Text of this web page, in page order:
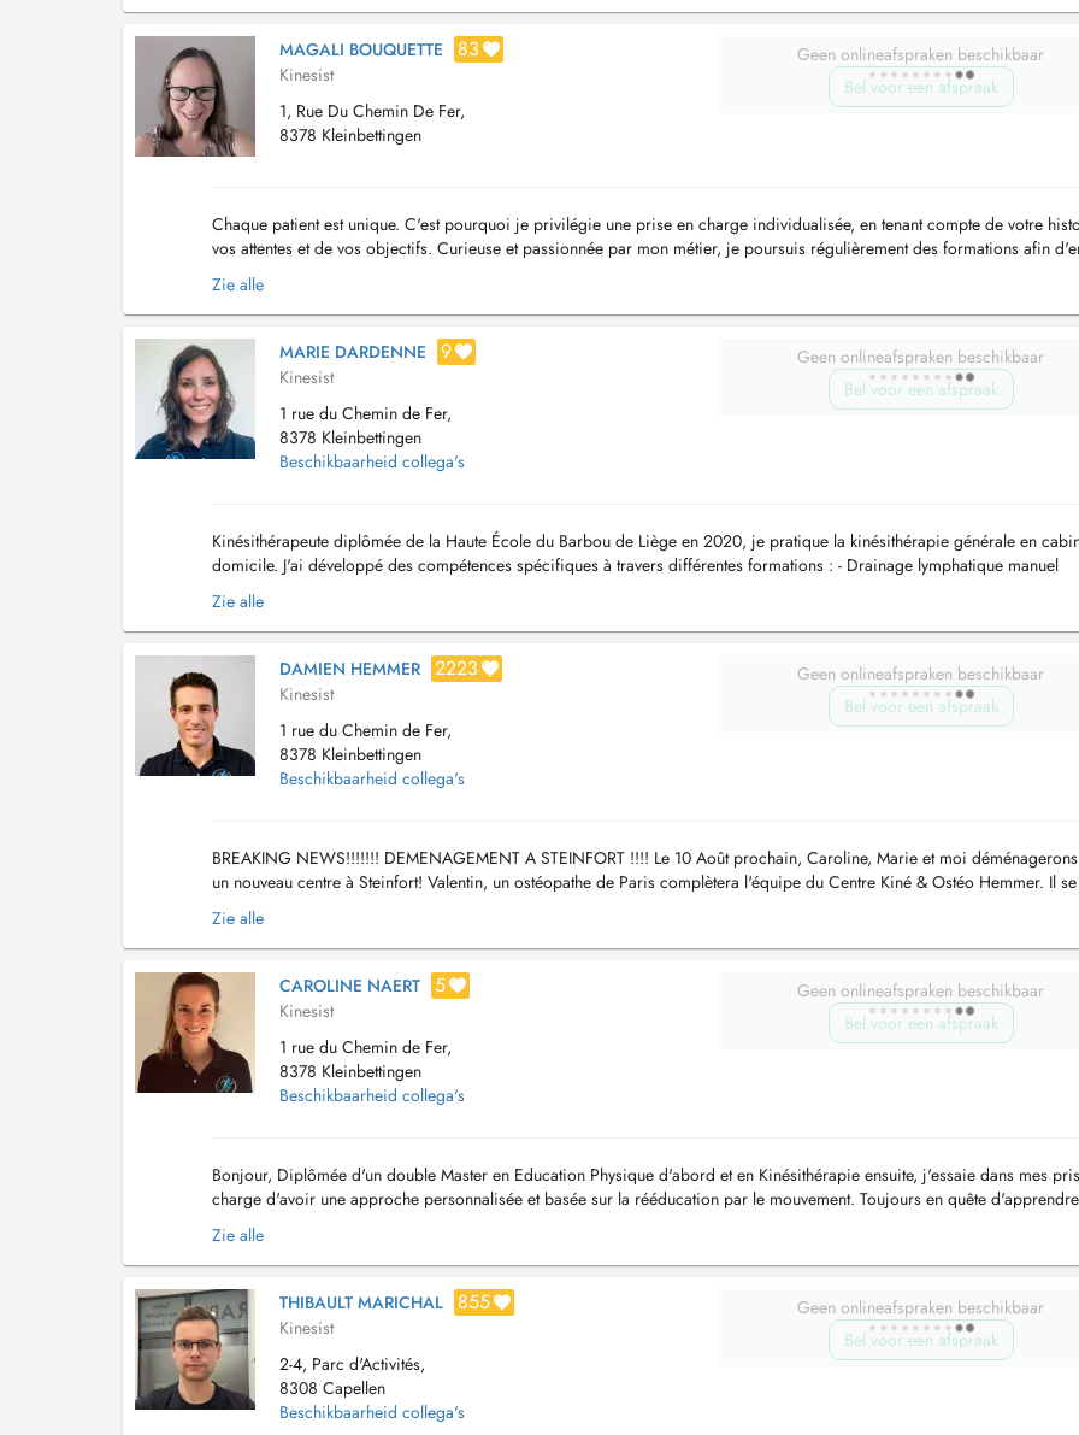
MAGALI BOUQUETTE 83
Kinesist
1, Rue Du Chemin De Fer,
8378 Kleinbettingen
Geen onlineafspraken beschikbaar
Bel voor een afspraak
Chaque patient est unique. C'est pourquoi je privilégie une prise en charge individualisée, en tenant compte de votre
vos attentes et de vos objectifs. Curieuse et passionnée par mon métier, je poursuis régulièrement des formations afin
ma pratique. Je suis notamment spéci...
Zie alle
MARIE DARDENNE 9
Kinesist
1 rue du Chemin de Fer,
8378 Kleinbettingen
Beschikbaarheid collega's
Geen onlineafspraken beschikbaar
Bel voor een afspraak
Kinésithérapeute diplômée de la Haute École du Barbou de Liège en 2020, je pratique la kinésithérapie générale en
domicile. J'ai développé des compétences spécifiques à travers différentes formations : - Drainage lymphatique manuel
(lymphœdème, lipoedème, oedème postopératoire...
Zie alle
DAMIEN HEMMER 2223
Kinesist
1 rue du Chemin de Fer,
8378 Kleinbettingen
Beschikbaarheid collega's
Geen onlineafspraken beschikbaar
Bel voor een afspraak
BREAKING NEWS!!!!!!! DEMENAGEMENT A STEINFORT !!!! Le 10 Août prochain, Caroline, Marie et moi
un nouveau centre à Steinfort! Valentin, un ostéopathe de Paris complètera l'équipe du Centre Kiné & Ostéo Hemmer. Il
au 5-7, route d'Arlon à L-8410 Steinfort, juste en face ...
Zie alle
CAROLINE NAERT 5
Kinesist
1 rue du Chemin de Fer,
8378 Kleinbettingen
Beschikbaarheid collega's
Geen onlineafspraken beschikbaar
Bel voor een afspraak
Bonjour, Diplômée d'un double Master en Education Physique d'abord et en Kinésithérapie ensuite, j'essaie dans mes
charge d'avoir une approche personnalisée et basée sur la rééducation par le mouvement. Toujours en quête
m'améliorer, je continue à me former pour propose...
Zie alle
THIBAULT MARICHAL 855
Kinesist
2-4, Parc d'Activités,
8308 Capellen
Beschikbaarheid collega's
Geen onlineafspraken beschikbaar
Bel voor een afspraak